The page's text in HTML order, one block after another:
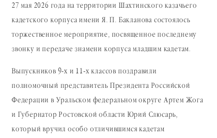
27 мая 2026 года на территории Шахтинского казачьего
кадетского корпуса имени Я. П. Бакланова состоялось
торжественное мероприятие, посвященное последнему
звонку и передаче знамени корпуса младшим кадетам.
Выпускников 9-х и 11-х классов поздравили
полномочный представитель Президента Российской
Федерации в Уральском федеральном округе Артем Жога
и Губернатор Ростовской области Юрий Слюсарь,
который вручил особо отличившимся кадетам